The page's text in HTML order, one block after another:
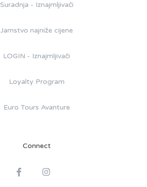
Suradnja - Iznajmljivači
Jamstvo najniže cijene
LOGIN - Iznajmljivači
Loyalty Program
Euro Tours Avanture
Connect